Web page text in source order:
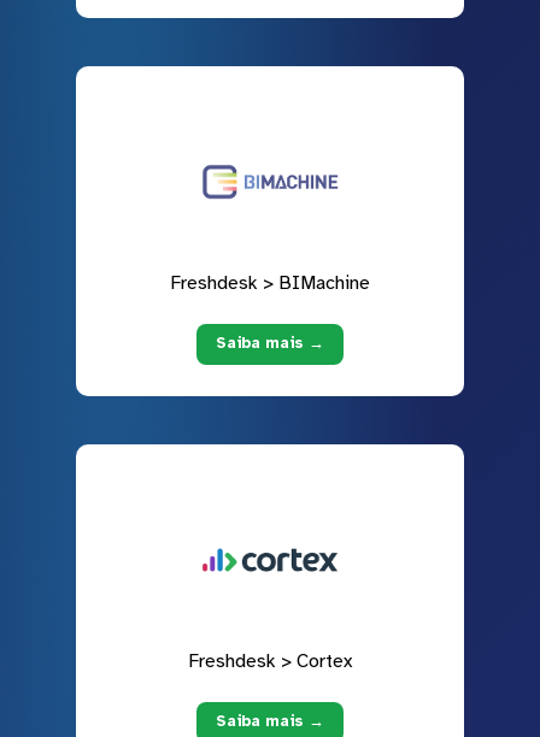
Freshdesk > BIMachine
Saiba mais →
Freshdesk > Cortex
Saiba mais →